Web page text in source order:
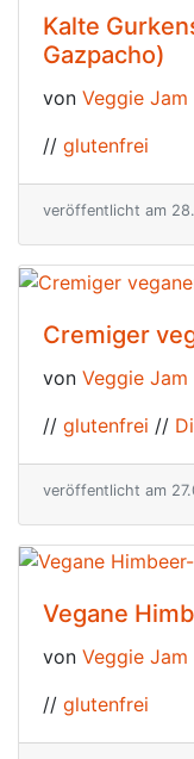
Kalte
Gazpacho)
von Veggie Jam
// glutenfrei
veröffentlicht am
Cremiger
von Veggie Jam
// glutenfrei //
veröffentlicht am
Vegane
von Veggie Jam
// glutenfrei